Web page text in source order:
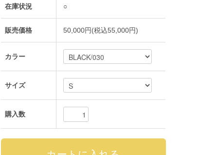
在庫状況 ○
販売価格 50,000円(税込55,000円)
カラー
サイズ
購入数